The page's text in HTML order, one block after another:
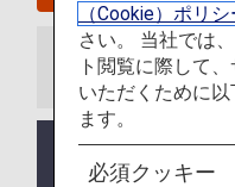
お知らせ
システム調整のた
券を払い戻す際の
（Cookie）ポリ
さい。 当社では
ト閲覧に際して
いただくために
ます。
必須クッキー